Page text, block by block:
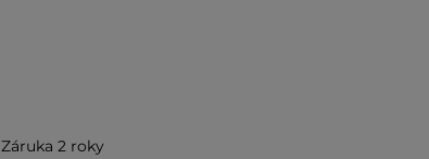
Záruka 2 roky